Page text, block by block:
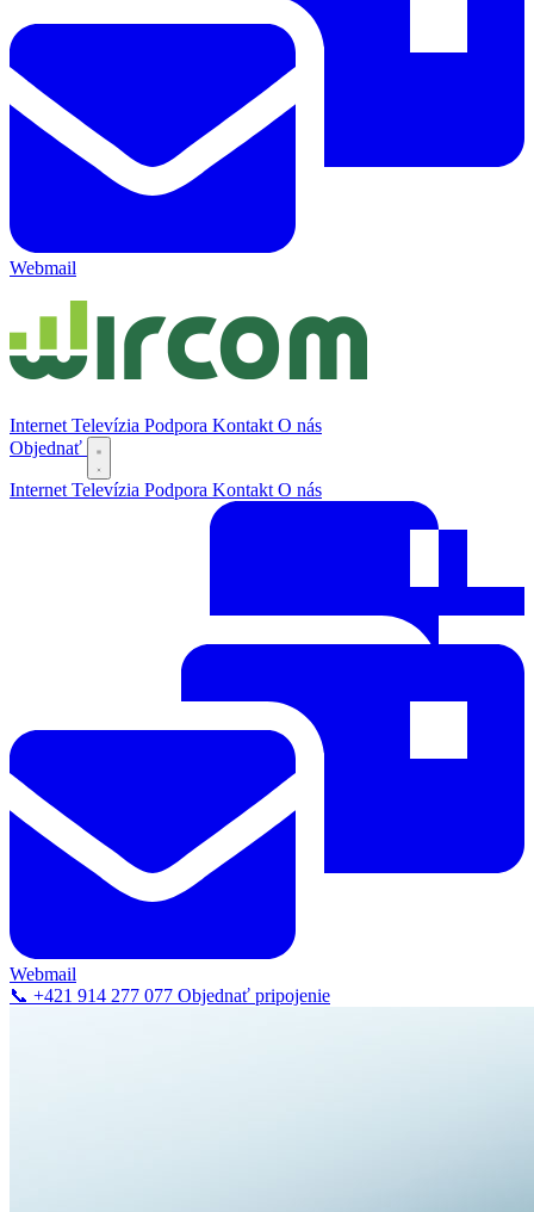
Webmail
Internet Televízia Podpora Kontakt O nás
Objednať
Internet Televízia Podpora Kontakt O nás
Webmail
📞 +421 914 277 077 Objednať pripojenie